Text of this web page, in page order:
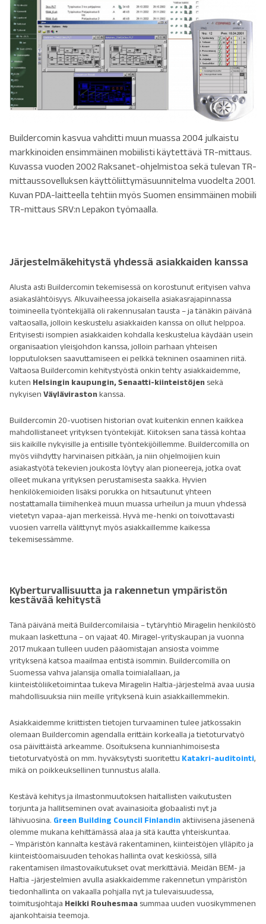
Buildercomin kasvua vahditti muun muassa 2004 julkaistu
markkinoiden ensimmäinen mobiilisti käytettävä TR-mittaus.
Kuvassa vuoden 2002 Raksanet-ohjelmistoa sekä tulevan TR-
mittaussovelluksen käyttöliittymäsuunnitelma vuodelta 2001.
Kuvan PDA-laitteella tehtiin myös Suomen ensimmäinen mobiili
TR-mittaus SRV:n Lepakon työmaalla.
Järjestelmäkehitystä yhdessä asiakkaiden kanssa
Alusta asti Buildercomin tekemisessä on korostunut erityisen vahva
asiakaslähtöisyys. Alkuvaiheessa jokaisella asiakasrajapinnassa
toimineella työntekijällä oli rakennusalan tausta – ja tänäkin päivänä
valtaosalla, jolloin keskustelu asiakkaiden kanssa on ollut helppoa.
Erityisesti isompien asiakkaiden kohdalla keskustelua käydään usein
organisaation yleisjohdon kanssa, jolloin parhaan yhteisen
lopputuloksen saavuttamiseen ei pelkkä tekninen osaaminen riitä.
Valtaosa Buildercomin kehitystyöstä onkin tehty asiakkaidemme,
kuten Helsingin kaupungin, Senaatti-kiinteistöjen sekä
nykyisen Väylävirastonkanssa.
Buildercomin 20-vuotisen historian ovat kuitenkin ennen kaikkea
mahdollistaneet yrityksen työntekijät. Kiitoksen sana tässä kohtaa
siis kaikille nykyisille ja entisille työntekijöillemme. Buildercomilla on
myös viihdytty harvinaisen pitkään, ja niin ohjelmoijien kuin
asiakastyötä tekevien joukosta löytyy alan pioneereja, jotka ovat
olleet mukana yrityksen perustamisesta saakka. Hyvien
henkilökemioiden lisäksi porukka on hitsautunut yhteen
nostattamalla tiimihenkeä muun muassa urheilun ja muun yhdessä
vietetyn vapaa-ajan merkeissä. Hyvä me-henki on toivottavasti
vuosien varrella välittynyt myös asiakkaillemme kaikessa
tekemisessämme.
Kyberturvallisuutta ja rakennetun ympäristön
kestävää kehitystä
Tänä päivänä meitä Buildercomilaisia – tytäryhtiö Miragelin henkilöstö
mukaan laskettuna – on vajaat 40. Miragel-yrityskaupan ja vuonna
2017 mukaan tulleen uuden pääomistajan ansiosta voimme
yrityksenä katsoa maailmaa entistä isommin. Buildercomilla on
Suomessa vahva jalansija omalla toimialallaan, ja
kiinteistöliiketoimintaa tukeva Miragelin Haltia-järjestelmä avaa uusia
mahdollisuuksia niin meille yrityksenä kuin asiakkaillemmekin.
Asiakkaidemme kriittisten tietojen turvaaminen tulee jatkossakin
olemaan Buildercomin agendalla erittäin korkealla ja tietoturvatyö
osa päivittäistä arkeamme. Osoituksena kunnianhimoisesta
tietoturvatyöstä on mm. hyväksytysti suoritettu Katakri-auditointi,
mikä on poikkeuksellinen tunnustus alalla.
Kestävä kehitys ja ilmastonmuutoksen haitallisten vaikutusten
torjunta ja hallitseminen ovat avainasioita globaalisti nyt ja
lähivuosina. Green Building Council Finlandin aktiivisena jäsenenä
olemme mukana kehittämässä alaa ja sitä kautta yhteiskuntaa.
– Ympäristön kannalta kestävä rakentaminen, kiinteistöjen ylläpito ja
kiinteistöomaisuuden tehokas hallinta ovat keskiössä, sillä
rakentamisen ilmastovaikutukset ovat merkittäviä. Meidän BEM- ja
Haltia -järjestelmien avulla asiakkaidemme rakennetun ympäristön
tiedonhallinta on vakaalla pohjalla nyt ja tulevaisuudessa,
toimitusjohtaja Heikki Rouhesmaa summaa uuden vuosikymmenen
ajankohtaisia teemoja.